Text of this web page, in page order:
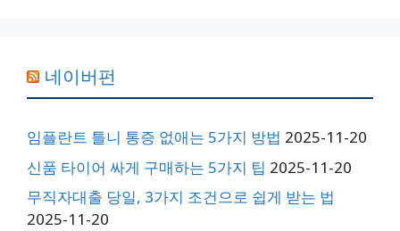
네이버펀
임플란트 틀니 통증 없애는 5가지 방법 2025-11-20
신품 타이어 싸게 구매하는 5가지 팁 2025-11-20
무직자대출 당일, 3가지 조건으로 쉽게 받는 법
2025-11-20